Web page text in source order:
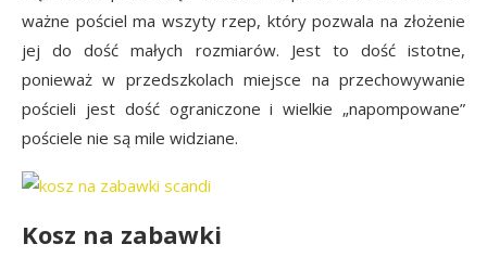
ważne pościel ma wszyty rzep, który pozwala na złożenie
jej do dość małych rozmiarów. Jest to dość istotne,
ponieważ w przedszkolach miejsce na przechowywanie
pościeli jest dość ograniczone i wielkie „napompowane”
pościele nie są mile widziane.
Kosz na zabawki